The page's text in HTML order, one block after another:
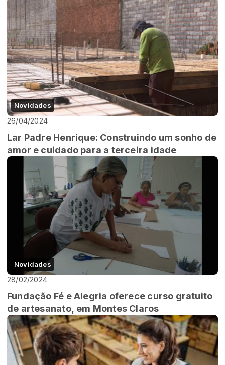
Novidades
26/04/2024
Lar Padre Henrique: Construindo um sonho de
amor e cuidado para a terceira idade
Novidades
28/02/2024
Fundação Fé e Alegria oferece curso gratuito
de artesanato, em Montes Claros